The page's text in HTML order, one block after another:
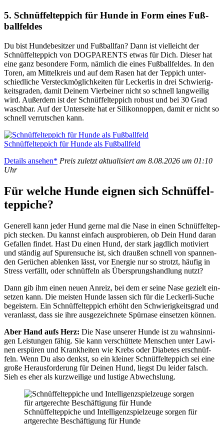
5. Schnüf­fel­tep­pich für Hun­de in Form eines Fuß­
ball­fel­des
Du bist Hun­de­be­sit­zer und Fuß­ball­fan? Dann ist viel­leicht der
Schnüf­fel­tep­pich von DOGPARENTS etwas für Dich. Die­ser hat
eine ganz beson­de­re Form, näm­lich die eines Fuß­ball­fel­des. In den
Toren, am Mit­tel­kreis und auf dem Rasen hat der Tep­pich unter­
schied­li­che Ver­steck­mög­lich­kei­ten für Lecker­lis in drei Schwie­rig­
keits­gra­den, damit Dei­nem Vier­bei­ner nicht so schnell lang­wei­lig
wird. Außer­dem ist der Schnüf­fel­tep­pich robust und bei 30 Grad
wasch­bar. Auf der Unter­sei­te hat er Sili­kon­n­op­pen, damit er nicht so
schnell ver­rut­schen kann.
Schnüf­fel­tep­pich für Hun­de als Fuß­ball­feld
Details anse­hen* Preis zuletzt aktua­li­siert am 8.08.2026 um 01:10
Uhr
Für wel­che Hun­de eig­nen sich Schnüf­fel­
tep­pi­che?
Gene­rell kann jeder Hund ger­ne mal die Nase in einen Schnüf­fel­tep­
pich ste­cken. Du kannst ein­fach aus­pro­bie­ren, ob Dein Hund dar­an
Gefal­len fin­det. Hast Du einen Hund, der stark jagd­lich moti­viert
und stän­dig auf Spu­ren­su­che ist, sich drau­ßen schnell von span­nen­
den Gerü­chen ablen­ken lässt, vor Ener­gie nur so strotzt, häu­fig in
Stress ver­fällt, oder schnüf­feln als Über­sprungs­hand­lung nutzt?
Dann gib ihm einen neu­en Anreiz, bei dem er sei­ne Nase gezielt ein­
set­zen kann. Die meis­ten Hun­de las­sen sich für die Lecker­li-Suche
begeis­tern. Ein Schnüf­fel­tep­pich erhöht den Schwie­rig­keits­grad und
ver­an­lasst, dass sie ihre aus­ge­zeich­ne­te Spür­na­se ein­set­zen kön­nen.
Aber Hand aufs Herz: Die Nase unse­rer Hun­de ist zu wahn­sin­ni­
gen Leis­tun­gen fähig. Sie kann ver­schüt­te­te Men­schen unter Lawi­
nen erspü­ren und Krank­hei­ten wie Krebs oder Dia­be­tes erschnüf­
feln. Wenn Du also denkst, so ein klei­ner Schnüf­fel­tep­pich sei eine
gro­ße Her­aus­for­de­rung für Dei­nen Hund, liegst Du lei­der falsch.
Sieh es eher als kurz­wei­li­ge und lus­ti­ge Abwechs­lung.
Schnüf­fel­tep­pi­che und Intel­li­genz­spiel­zeu­ge sor­gen für
art­ge­rech­te Beschäf­ti­gung für Hun­de